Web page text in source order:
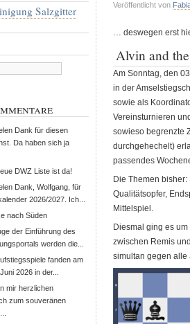
Veröffentlicht von
… deswegen erst
Alvin and
Am Sonntag, den
in der
sowie als
Vereinsturnieren
sowieso begrenzte
durchgehechelt)
passendes
Die Themen
Qualitätsopfer,
Mittelspiel.
Diesmal ging es
zwischen Remis
simultan gegen alle
Salzgitter
Dank für diesen
Da haben sich ja
DWZ Liste ist da!
Dank, Wolfgang, für
2026/2027. Ich...
nach Süden
der Einführung des
werden die...
fanden am
2026 in der...
mir herzlichen
zum souveränen